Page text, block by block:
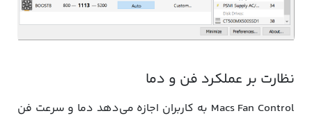
نظارت بر عملکرد فن و دما
Macs Fan Control به کاربران اجازه می‌دهد دما و سرعت فن